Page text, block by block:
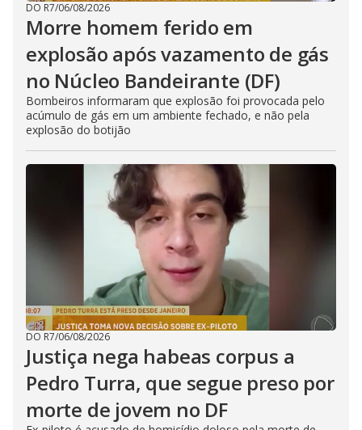
DO R7/06/08/2026
Morre homem ferido em
explosão após vazamento de gás
no Núcleo Bandeirante (DF)
Bombeiros informaram que explosão foi provocada pelo
acúmulo de gás em um ambiente fechado, e não pela
explosão do botijão
DO R7/06/08/2026
Justiça nega habeas corpus a
Pedro Turra, que segue preso por
morte de jovem no DF